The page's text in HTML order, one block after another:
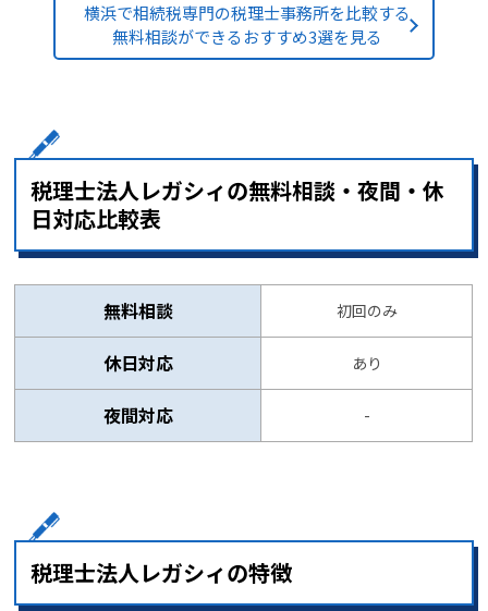
横浜で相続税専門の税理士事務所を比較する
無料相談ができるおすすめ3選を見る
税理士法人レガシィの無料相談・夜間・休
日対応比較表
無料相談 初回のみ
休日対応 あり
夜間対応 -
税理士法人レガシィの特徴